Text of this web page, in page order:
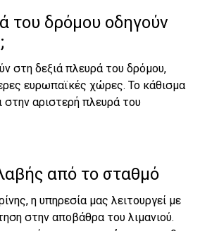
του δρόμου οδηγούν
στη δεξιά πλευρά του δρόμου,
ευρωπαϊκές χώρες. Το κάθισμα
στην αριστερή πλευρά του
από το σταθμό
η υπηρεσία μας λειτουργεί με
στην αποβάθρα του λιμανιού.